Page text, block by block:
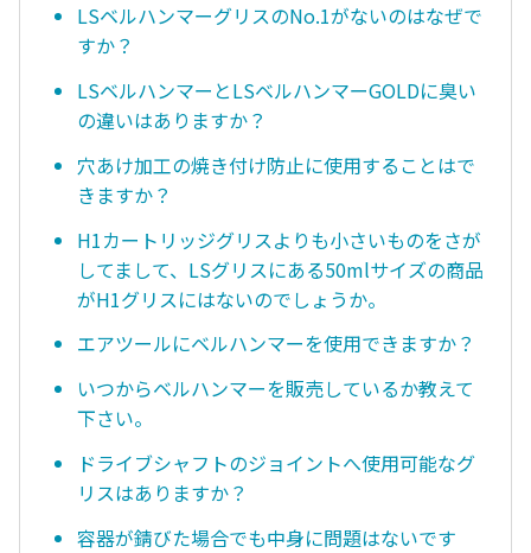
LSベルハンマーグリスのNo.1がないのはなぜで
すか？
LSベルハンマーとLSベルハンマーGOLDに臭い
の違いはありますか？
穴あけ加工の焼き付け防止に使用することはで
きますか？
H1カートリッジグリスよりも小さいものをさが
してまして、LSグリスにある50mlサイズの商品
がH1グリスにはないのでしょうか。
エアツールにベルハンマーを使用できますか？
いつからベルハンマーを販売しているか教えて
下さい。
ドライブシャフトのジョイントへ使用可能なグ
リスはありますか？
容器が錆びた場合でも中身に問題はないです